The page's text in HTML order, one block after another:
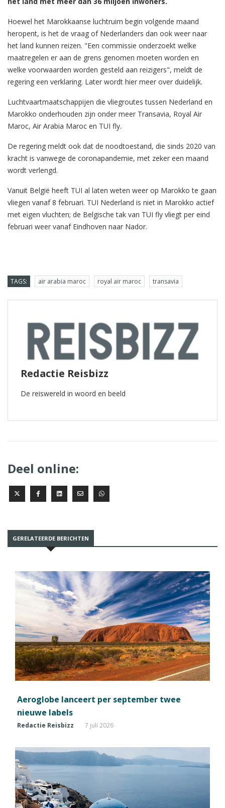
Hoewel het Marokkaanse luchtruim begin volgende maand
heropent, is het de vraag of Nederlanders dan ook weer naar
het land kunnen reizen. "Een commissie onderzoekt welke
maatregelen er aan de grens genomen moeten worden en
welke voorwaarden worden gesteld aan reizigers", meldt de
regering een verklaring. Later wordt hier meer over duidelijk.
Luchtvaartmaatschappijen die vliegroutes tussen Nederland en
Marokko onderhouden zijn onder meer Transavia, Royal Air
Maroc, Air Arabia Maroc en TUI fly.
De regering meldt ook dat de noodtoestand, die sinds 2020 van
kracht is vanwege de coronapandemie, met zeker een maand
wordt verlengd.
Vanuit België heeft TUI al laten weten weer op Marokko te gaan
vliegen vanaf 8 februari. TUI Nederland is niet in Marokko actief
met eigen vluchten; de Belgische tak van TUI fly vliegt per eind
februari weer vanaf Eindhoven naar Nador.
TAGS: air arabia maroc royal air maroc transavia
Redactie Reisbizz
De reiswereld in woord en beeld
Deel online:
GERELATEERDE BERICHTEN
Aeroglobe lanceert per september twee
nieuwe labels
Redactie Reisbizz 7 juli 2026